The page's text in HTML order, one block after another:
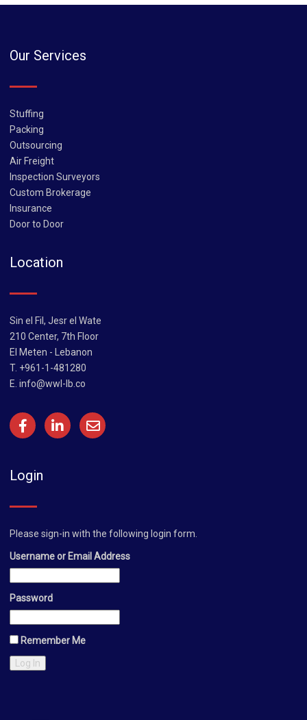
Our Services
Stuffing
Packing
Outsourcing
Air Freight
Inspection Surveyors
Custom Brokerage
Insurance
Door to Door
Location
Sin el Fil, Jesr el Wate
210 Center, 7th Floor
El Meten - Lebanon
T. +961-1-481280
E. info@wwl-lb.co
Login
Please sign-in with the following login form.
Username or Email Address
Password
Remember Me